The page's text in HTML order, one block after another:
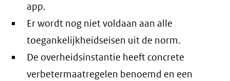
app.
Er wordt nog niet voldaan aan alle
toegankelijkheidseisen uit de norm.
De overheidsinstantie heeft concrete
verbetermaatregelen benoemd en een